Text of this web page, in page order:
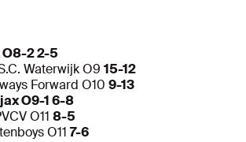
2 2-5
Waterwijk O9 15-12
Forward O10 9-13
O9-1 6-8
O11 8-5
O11 7-6